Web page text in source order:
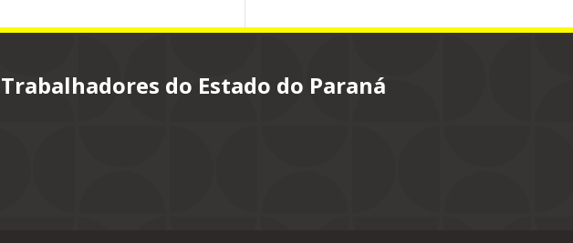
do Estado do Paraná